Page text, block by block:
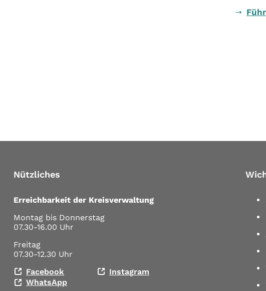
Nützliches
Erreichbarkeit der Kreisverwaltung
Montag bis Donnerstag
07.30-16.00 Uhr
Freitag
07.30-12.30 Uhr
Facebook
Instagram
WhatsApp